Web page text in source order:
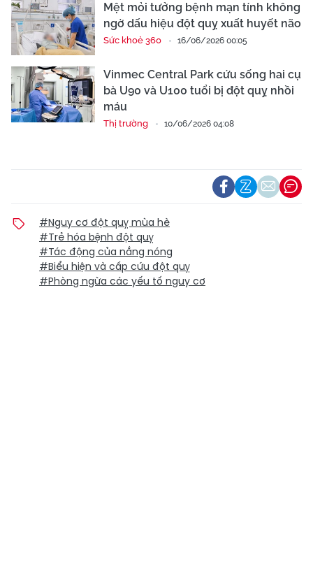
Mệt mỏi tưởng bệnh mạn tính không
ngờ dấu hiệu đột quỵ xuất huyết não
Sức khoẻ 360 16/06/2026 00:05
Vinmec Central Park cứu sống hai cụ
bà U90 và U100 tuổi bị đột quỵ nhồi
máu
Thị trường 10/06/2026 04:08
#Nguy cơ đột quỵ mùa hè
#Trẻ hóa bệnh đột quỵ
#Tác động của nắng nóng
#Biểu hiện và cấp cứu đột quỵ
#Phòng ngừa các yếu tố nguy cơ